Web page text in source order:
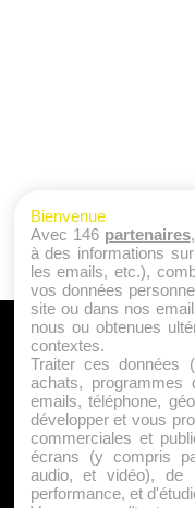
Bienvenue
Avec 146 partenaires
à des informations
les emails, etc.),
vos données
site ou dans nos
nous ou obtenues
contextes.
Traiter ces données
achats, programmes
emails, téléphone,
développer et vous
commerciales et
écrans (y compris
audio, et vidéo), de
performance, et